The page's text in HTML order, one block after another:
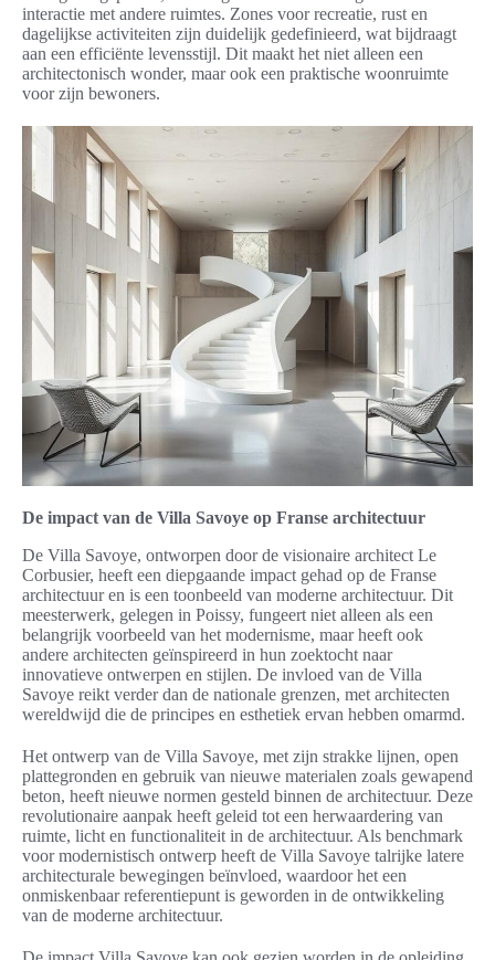
interactie met andere ruimtes. Zones voor recreatie, rust en
dagelijkse activiteiten zijn duidelijk gedefinieerd, wat bijdraagt
aan een efficiënte levensstijl. Dit maakt het niet alleen een
architectonisch wonder, maar ook een praktische woonruimte
voor zijn bewoners.
De impact van de Villa Savoye op Franse architectuur
De Villa Savoye, ontworpen door de visionaire architect Le
Corbusier, heeft een diepgaande impact gehad op de Franse
architectuur en is een toonbeeld van moderne architectuur. Dit
meesterwerk, gelegen in Poissy, fungeert niet alleen als een
belangrijk voorbeeld van het modernisme, maar heeft ook
andere architecten geïnspireerd in hun zoektocht naar
innovatieve ontwerpen en stijlen. De invloed van de Villa
Savoye reikt verder dan de nationale grenzen, met architecten
wereldwijd die de principes en esthetiek ervan hebben omarmd.
Het ontwerp van de Villa Savoye, met zijn strakke lijnen, open
plattegronden en gebruik van nieuwe materialen zoals gewapend
beton, heeft nieuwe normen gesteld binnen de architectuur. Deze
revolutionaire aanpak heeft geleid tot een herwaardering van
ruimte, licht en functionaliteit in de architectuur. Als benchmark
voor modernistisch ontwerp heeft de Villa Savoye talrijke latere
architecturale bewegingen beïnvloed, waardoor het een
onmiskenbaar referentiepunt is geworden in de ontwikkeling
van de moderne architectuur.